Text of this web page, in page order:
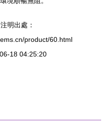
明出處：
product/60.html
18 04:25:20